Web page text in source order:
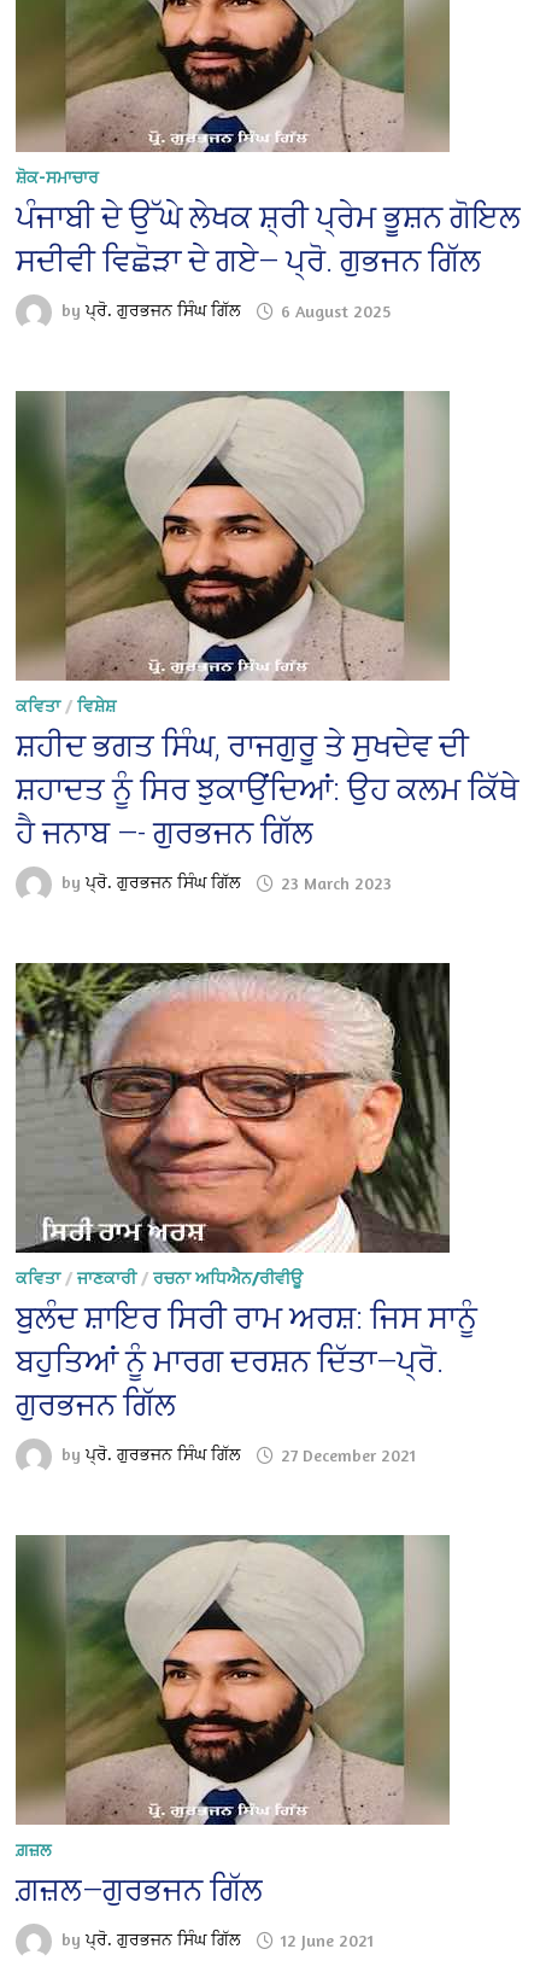
ਸ਼ੋਕ-ਸਮਾਚਾਰ
ਪੰਜਾਬੀ ਦੇ ਉੱਘੇ ਲੇਖਕ ਸ਼੍ਰੀ ਪ੍ਰੇਮ ਭੂਸ਼ਨ ਗੋਇਲ
ਸਦੀਵੀ ਵਿਛੋੜਾ ਦੇ ਗਏ— ਪ੍ਰੋ. ਗੁਭਜਨ ਗਿੱਲ
byਪ੍ਰੋ. ਗੁਰਭਜਨ ਸਿੰਘ ਗਿੱਲ 6 August 2025
ਕਵਿਤਾ/ਵਿਸ਼ੇਸ਼
ਸ਼ਹੀਦ ਭਗਤ ਸਿੰਘ, ਰਾਜਗੁਰੂ ਤੇ ਸੁਖਦੇਵ ਦੀ
ਸ਼ਹਾਦਤ ਨੂੰ ਸਿਰ ਝੁਕਾਉਂਦਿਆਂ: ਉਹ ਕਲਮ ਕਿੱਥੇ
ਹੈ ਜਨਾਬ —- ਗੁਰਭਜਨ ਗਿੱਲ
byਪ੍ਰੋ. ਗੁਰਭਜਨ ਸਿੰਘ ਗਿੱਲ 23 March 2023
ਕਵਿਤਾ/ਜਾਣਕਾਰੀ/ਰਚਨਾ ਅਧਿਐਨ/ਰੀਵੀਊ
ਬੁਲੰਦ ਸ਼ਾਇਰ ਸਿਰੀ ਰਾਮ ਅਰਸ਼: ਜਿਸ ਸਾਨੂੰ
ਬਹੁਤਿਆਂ ਨੂੰ ਮਾਰਗ ਦਰਸ਼ਨ ਦਿੱਤਾ—ਪ੍ਰੋ.
ਗੁਰਭਜਨ ਗਿੱਲ
byਪ੍ਰੋ. ਗੁਰਭਜਨ ਸਿੰਘ ਗਿੱਲ 27 December 2021
ਗ਼ਜ਼ਲ
ਗ਼ਜ਼ਲ—ਗੁਰਭਜਨ ਗਿੱਲ
byਪ੍ਰੋ. ਗੁਰਭਜਨ ਸਿੰਘ ਗਿੱਲ 12 June 2021